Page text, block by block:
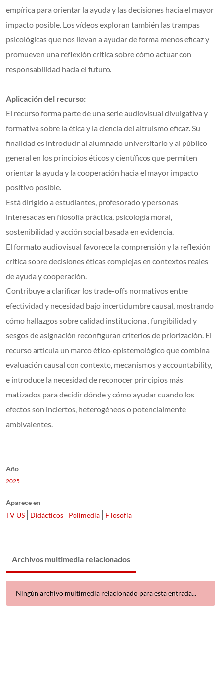
empírica para orientar la ayuda y las decisiones hacia el mayor
impacto posible. Los vídeos exploran también las trampas
psicológicas que nos llevan a ayudar de forma menos eficaz y
promueven una reflexión crítica sobre cómo actuar con
responsabilidad hacia el futuro.
Aplicación del recurso:
El recurso forma parte de una serie audiovisual divulgativa y
formativa sobre la ética y la ciencia del altruismo eficaz. Su
finalidad es introducir al alumnado universitario y al público
general en los principios éticos y científicos que permiten
orientar la ayuda y la cooperación hacia el mayor impacto
positivo posible.
Está dirigido a estudiantes, profesorado y personas
interesadas en filosofía práctica, psicología moral,
sostenibilidad y acción social basada en evidencia.
El formato audiovisual favorece la comprensión y la reflexión
crítica sobre decisiones éticas complejas en contextos reales
de ayuda y cooperación.
Contribuye a clarificar los trade-offs normativos entre
efectividad y necesidad bajo incertidumbre causal, mostrando
cómo hallazgos sobre calidad institucional, fungibilidad y
sesgos de asignación reconfiguran criterios de priorización. El
recurso articula un marco ético-epistemológico que combina
evaluación causal con contexto, mecanismos y accountability,
e introduce la necesidad de reconocer principios más
matizados para decidir dónde y cómo ayudar cuando los
efectos son inciertos, heterogéneos o potencialmente
ambivalentes.
Año
2025
Aparece en
TV US
Didácticos Polimedia Filosofía
Archivos multimedia relacionados
Ningún archivo multimedia relacionado para esta entrada...